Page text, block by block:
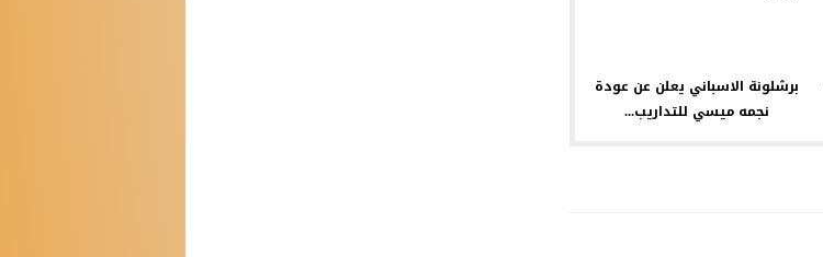
برشلونة الاسباني يعلن عن عودة
نجمه ميسي للتداريب...